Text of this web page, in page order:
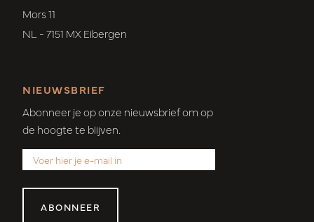
Mors 11
NL - 7151 MX Eibergen
NIEUWSBRIEF
Abonneer je op onze nieuwsbrief om op
de hoogte te blijven.
ABONNEER